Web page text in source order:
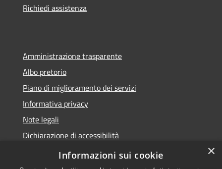
Richiedi assistenza
Amministrazione trasparente
Albo pretorio
Piano di miglioramento dei servizi
Informativa privacy
Note legali
Dichiarazione di accessibilità
Obiettivi di accessibilità per l'anno 2025
×
Informazioni sui cookie